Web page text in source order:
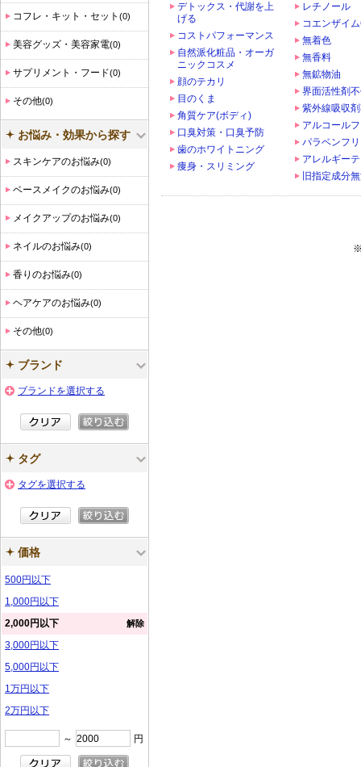
デトックス・代謝を上
げる
コストパフォーマンス
自然派化粧品・オーガ
ニックコスメ
顔のテカリ
目のくま
角質ケア(ボディ)
口臭対策・口臭予防
歯のホワイトニング
痩身・スリミング
レチノール
コエンザイ
無着色
無香料
無鉱物油
界面活性剤
紫外線吸収
アルコール
パラベンフ
アレルギー
旧指定成分
※
コフレ・キット・セット (0)
美容グッズ・美容家電(0)
サプリメント・フード(0)
その他(0)
お悩み・効果から探す
スキンケアのお悩み(0)
ベースメイクのお悩み(0)
メイクアップのお悩み(0)
ネイルのお悩み(0)
香りのお悩み(0)
ヘアケアのお悩み(0)
その他(0)
ブランド
ブランドを選択する
タグ
タグを選択する
価格
500円以下
1,000円以下
2,000円以下
解除
3,000円以下
5,000円以下
1万円以下
2万円以下
～ 円